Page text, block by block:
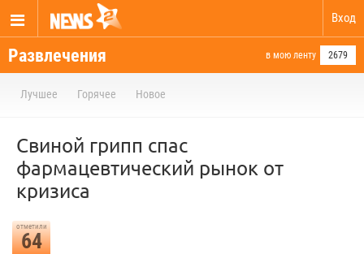
Вход
Развлечения в мою ленту 2679
Лучшее Горячее Новое
Свиной грипп спас
фармацевтический рынок от
кризиса
отметили
64